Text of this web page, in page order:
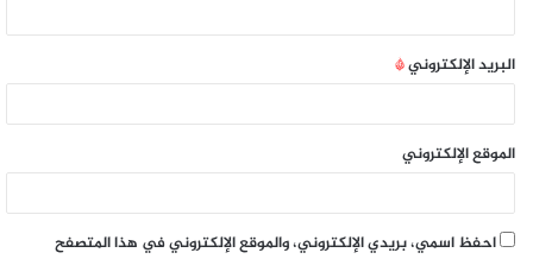
البريد الإلكتروني*
الموقع الإلكتروني
احفظ اسمي، بريدي الإلكتروني، والموقع الإلكتروني في هذا المتصفح